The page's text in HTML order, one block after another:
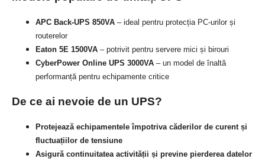
APC Back-UPS 850VA – ideal pentru protecția PC-urilor și
routerelor
Eaton 5E 1500VA – potrivit pentru servere mici și birouri
CyberPower Online UPS 3000VA – un model de înaltă
performanță pentru echipamente critice
De ce ai nevoie de un UPS?
Protejează echipamentele împotriva căderilor de curent și
fluctuațiilor de tensiune
Asigură continuitatea activității și previne pierderea datelor